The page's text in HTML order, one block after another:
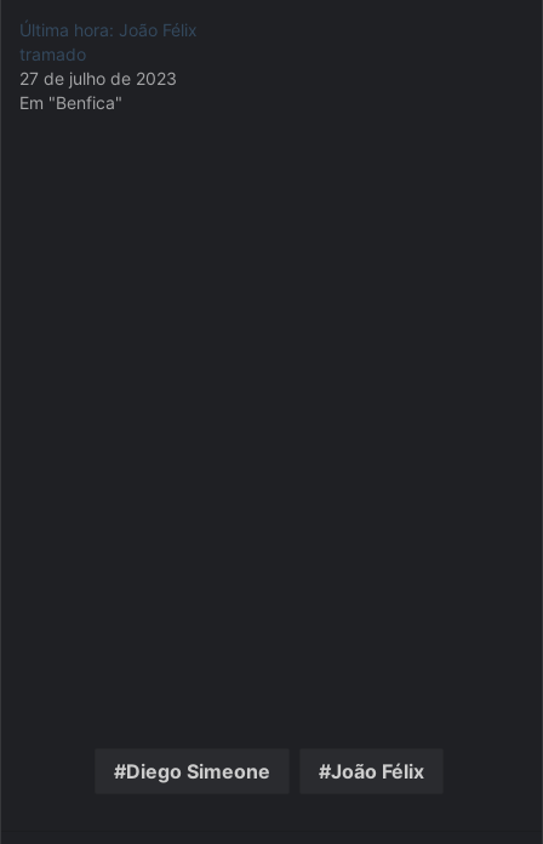
Última hora: João Félix
tramado
27 de julho de 2023
Em "Benfica"
Diego Simeone João Félix